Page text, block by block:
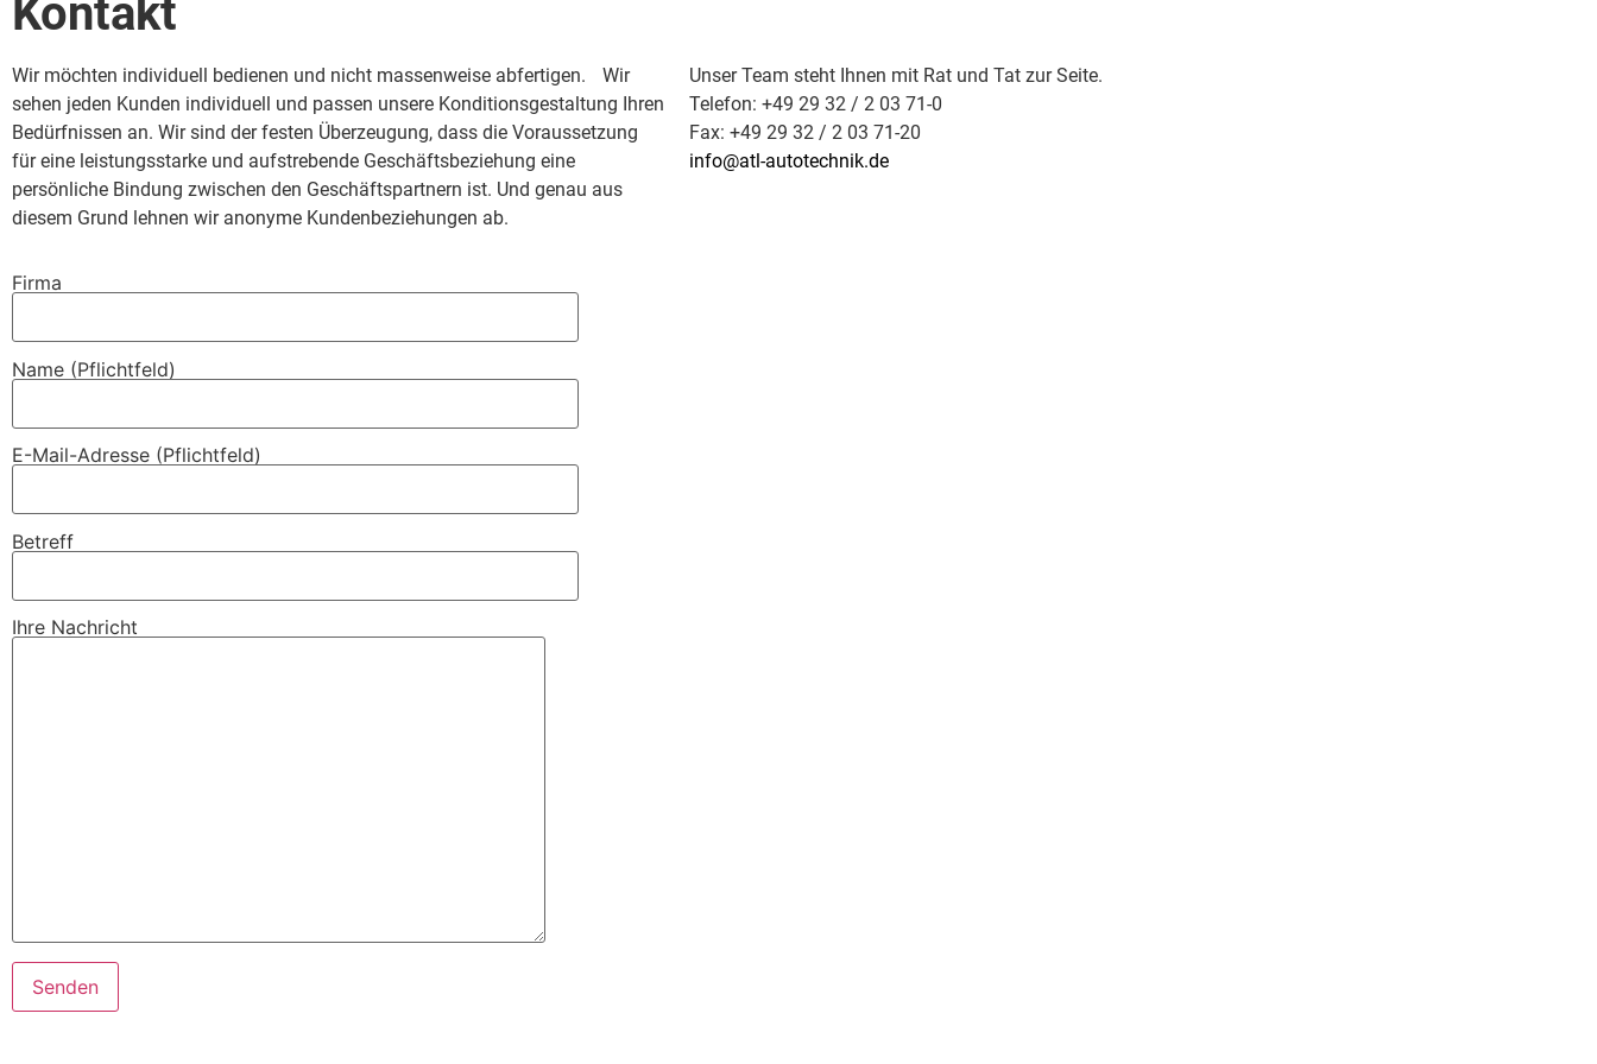
Kontakt
Wir möchten individuell bedienen und nicht massenweise abfertigen. Wir
sehen jeden Kunden individuell und passen unsere Konditionsgestaltung Ihren
Bedürfnissen an. Wir sind der festen Überzeugung, dass die Voraussetzung
für eine leistungsstarke und aufstrebende Ge­schäfts­be­zieh­ung eine
persönliche Bindung zwischen den Geschäftspartnern ist. Und genau aus
diesem Grund lehnen wir anonyme Kun­den­be­zieh­ungen ab.
Unser Team steht Ihnen mit Rat und Tat zur Seite.
Telefon: +49 29 32 / 2 03 71-0
Fax: +49 29 32 / 2 03 71-20
info@atl-autotechnik.de
Firma
Name (Pflichtfeld)
E-Mail-Adresse (Pflichtfeld)
Betreff
Ihre Nachricht
Bitte lasse dieses Feld leer.